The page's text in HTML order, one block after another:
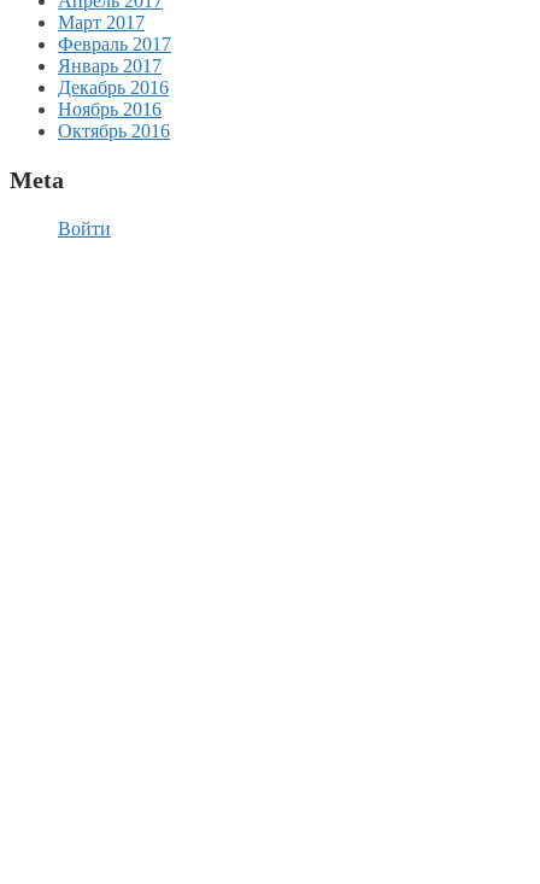
Март 2017
Февраль 2017
Январь 2017
Декабрь 2016
Ноябрь 2016
Октябрь 2016
Meta
Войти